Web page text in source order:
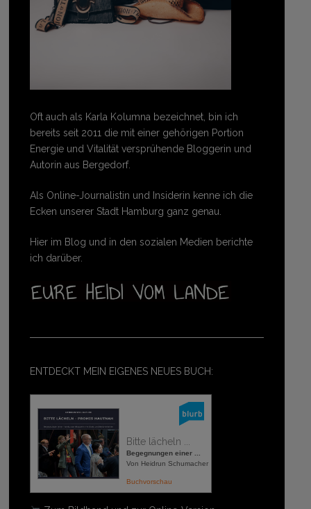
Oft auch als Karla Kolumna bezeichnet, bin ich
bereits seit 2011 die mit einer gehörigen Portion
Energie und Vitalität versprühende Bloggerin und
Autorin aus Bergedorf.
Als Online-Journalistin und Insiderin kenne ich die
Ecken unserer Stadt Hamburg ganz genau.
Hier im Blog und in den sozialen Medien berichte
ich darüber.
ENTDECKT MEIN EIGENES NEUES BUCH:
Bitte lächeln ...
Begegnungen einer ...
Von Heidrun Schumacher
Buchvorschau